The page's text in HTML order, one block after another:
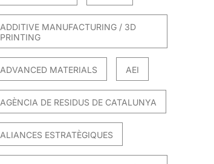
ADDITIVE MANUFACTURING / 3D
PRINTING
ADVANCED MATERIALS AEI
AGÈNCIA DE RESIDUS DE CATALUNYA
ALIANCES ESTRATÈGIQUES